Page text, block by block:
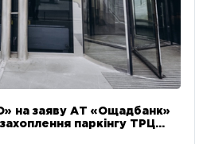
на заяву АТ «Ощадбанк»
паркінгу ТРЦ